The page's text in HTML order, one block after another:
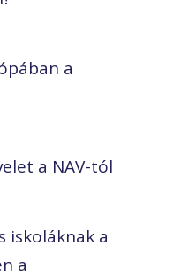
a
a NAV-tól
iskoláknak a
a